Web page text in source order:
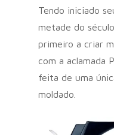
Tendo iniciado
metade do
primeiro a criar
com a aclamada
feita de uma
moldado.